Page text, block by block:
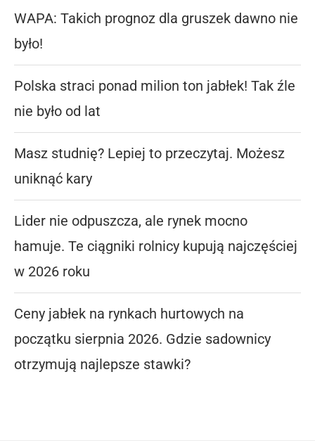
WAPA: Takich prognoz dla gruszek dawno nie
było!
Polska straci ponad milion ton jabłek! Tak źle
nie było od lat
Masz studnię? Lepiej to przeczytaj. Możesz
uniknąć kary
Lider nie odpuszcza, ale rynek mocno
hamuje. Te ciągniki rolnicy kupują najczęściej
w 2026 roku
Ceny jabłek na rynkach hurtowych na
początku sierpnia 2026. Gdzie sadownicy
otrzymują najlepsze stawki?